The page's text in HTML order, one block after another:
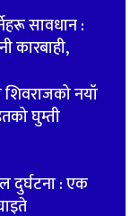
सावधान :
कारबाही,
शिवराजको नयाँ
घुम्ती
दुर्घटना : एक